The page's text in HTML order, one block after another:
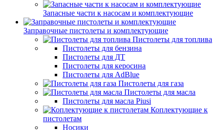
Запасные части к насосам и комплектующие
Заправочные пистолеты и комплектующие
Пистолеты для топлива
Пистолеты для бензина
Пистолеты для ДТ
Пистолеты для керосина
Пистолеты для AdBlue
Пистолеты для газа
Пистолеты для масла
Пистолеты для масла Piusi
Коплектующие к
пистолетам
Носики